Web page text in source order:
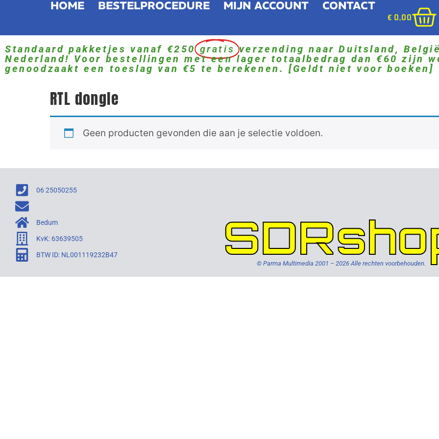
HOME BESTELPROCEDURE MIJN ACCOUNT CONTACT
€ 0,00
Standaard pakketjes vanaf €250 gratis verzending naar Duitsland,
Nederland! Voor bestellingen met een lager totaalbedrag dan €60 zijn
genoodzaakt een toeslag van €5 te berekenen. [Geldt niet voor boeken]
RTL dongle
Geen producten gevonden die aan je selectie voldoen.
06 25050255
Bedum
KvK: 63639505
BTW ID: NL001119232B47
© Parma Multimedia 2001 – 2026 Alle rechten voorbehouden.